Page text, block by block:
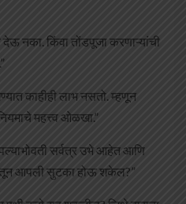
देऊ नका. किंवा तोंडपूजा करणाऱ्यांची
काहीही लाभ नसतो. म्हणून
महत्त्व ओळखा.”
सर्वत्र उभे आहेत आणि
आपली सुटका होऊ शकेल?”